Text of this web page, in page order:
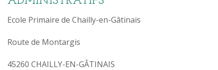
Ecole Primaire de Chailly-en-Gâtinais
Route de Montargis
45260 CHAILLY-EN-GÂTINAIS